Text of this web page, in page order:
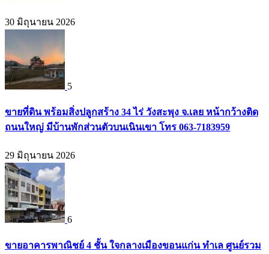
30 มิถุนายน 2026
5
ขายที่ดิน พร้อมสิ่งปลูกสร้าง 34 ไร่ วังสะพุง จ.เลย หน้ากว้างติด
ถนนใหญ่ มีบ้านพักส่วนตัวบนเนินเขา โทร 063-7183959
29 มิถุนายน 2026
6
ขายอาคารพาณิชย์ 4 ชั้น ใจกลางเมืองขอนแก่น ทำเล ศูนย์รวม